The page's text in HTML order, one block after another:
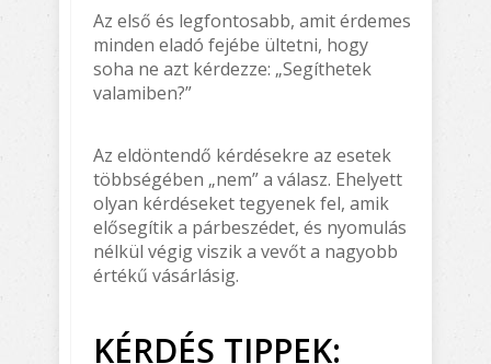
Az első és legfontosabb, amit érdemes
minden eladó fejébe ültetni, hogy
soha ne azt kérdezze: „Segíthetek
valamiben?”
Az eldöntendő kérdésekre az esetek
többségében „nem” a válasz. Ehelyett
olyan kérdéseket tegyenek fel, amik
elősegítik a párbeszédet, és nyomulás
nélkül végig viszik a vevőt a nagyobb
értékű vásárlásig.
KÉRDÉS TIPPEK: